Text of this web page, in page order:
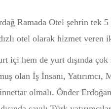
Ramada Otel şehrin tek
otel olarak hizmet veren
içi hem de yurt dışında
olan İş İnsanı,
olmalı. Önder